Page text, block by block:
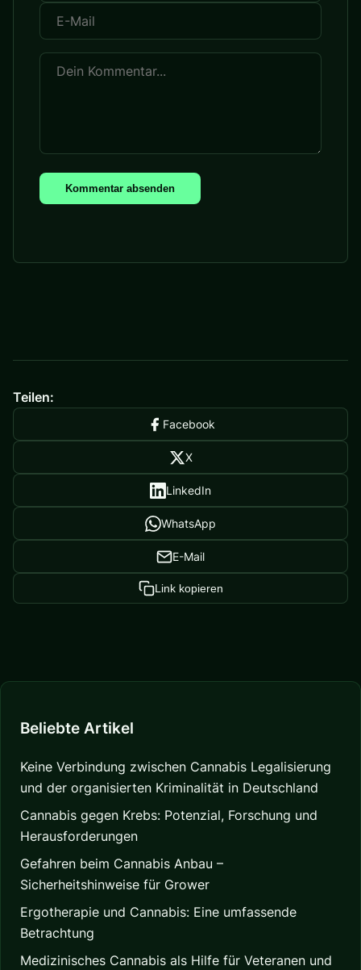
Kommentar absenden
Teilen:
Facebook
X
LinkedIn
WhatsApp
E-Mail
Link kopieren
Beliebte Artikel
Keine Verbindung zwischen Cannabis Legalisierung
und der organisierten Kriminalität in Deutschland
Cannabis gegen Krebs: Potenzial, Forschung und
Herausforderungen
Gefahren beim Cannabis Anbau –
Sicherheitshinweise für Grower
Ergotherapie und Cannabis: Eine umfassende
Betrachtung
Medizinisches Cannabis als Hilfe für Veteranen und